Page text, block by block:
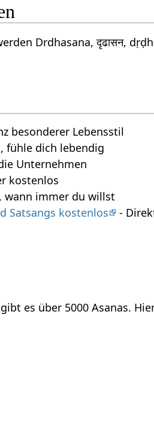
Drdhasana, दृढासन,
besonderer Lebensstil
fühle dich lebendig
Unternehmen
kostenlos
wann immer du willst
Satsangs kostenlos
-
gibt es über 5000 Asanas.